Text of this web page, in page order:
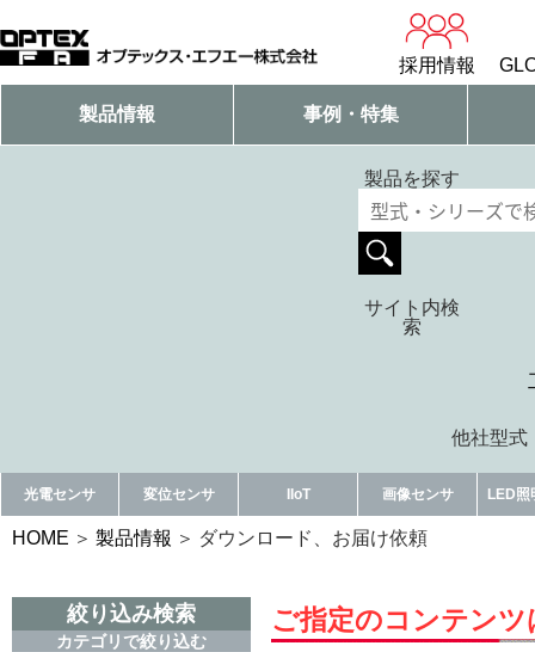
採用情報
製品情報 事例・特集
製品を探す
サイト内検
索
他社型式
光電センサ 変位センサ IIoT 画像センサ LED照
HOME 製品情報 ダウンロード、お届け依頼
絞り込み検索
カテゴリで絞り込む
ご指定のコンテン